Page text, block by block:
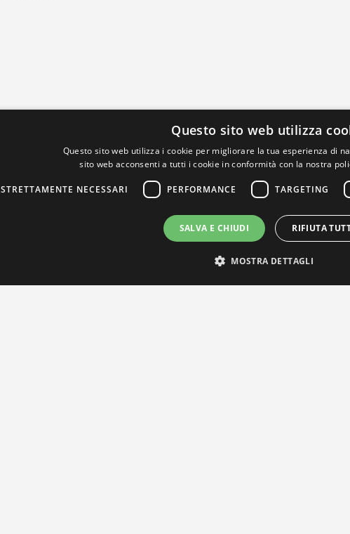
Questo sito web utilizza
Questo sito web utilizza i cookie per migliorare la tua esperienza di
sito web acconsenti a tutti i cookie in conformità con la nostra
STRETTAMENTE NECESSARI PERFORMANCE TARGETING
SALVA E CHIUDI RIFIUTA
MOSTRA DETTAGLI